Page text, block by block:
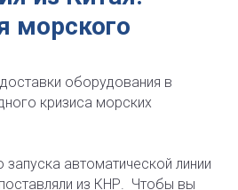
морского
оборудования в
кризиса морских
автоматической линии
из КНР. Чтобы вы